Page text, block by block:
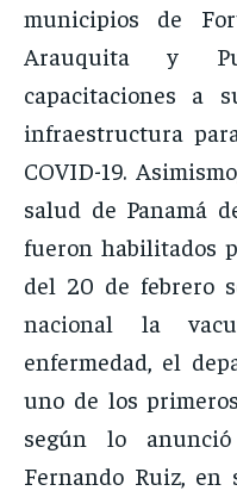
municipios de
Arauquita y
capacitaciones a
infraestructura
COVID-19.
salud de Panamá
fueron habilitados
del 20 de febrero
nacional la
enfermedad, el
uno de los
según lo
Fernando Ruiz,